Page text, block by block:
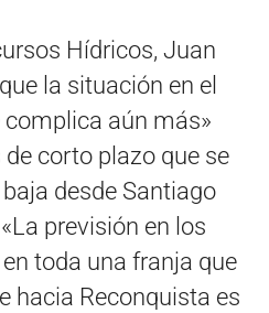
Hídricos, Juan
la situación en el
aún más»
corto plazo que se
desde Santiago
previsión en los
toda una franja que
hacia Reconquista es